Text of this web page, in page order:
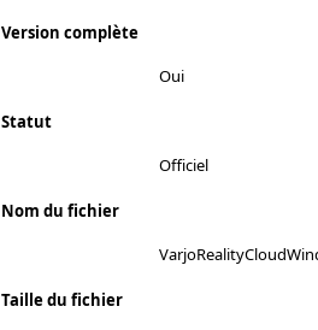
Version complète
Oui
Statut
Officiel
Nom du fichier
Taille du fichier